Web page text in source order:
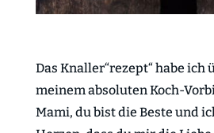
Das Knaller“rezept“ habe ich
meinem absoluten Koch-
Mami, du bist die Beste und